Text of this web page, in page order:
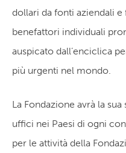
dollari da fonti aziendali
benefattori individuali
auspicato dall’enciclica
più urgenti nel mondo.
La Fondazione avrà la
uffici nei Paesi di ogni
per le attività della